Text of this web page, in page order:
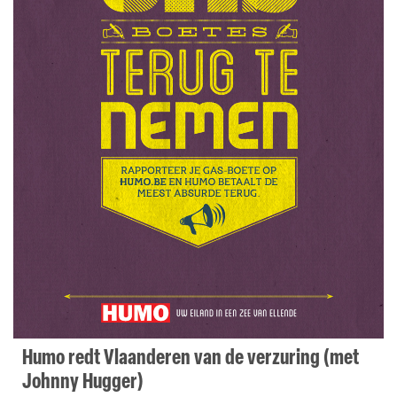
Humo redt Vlaanderen van de verzuring (met
Johnny Hugger)